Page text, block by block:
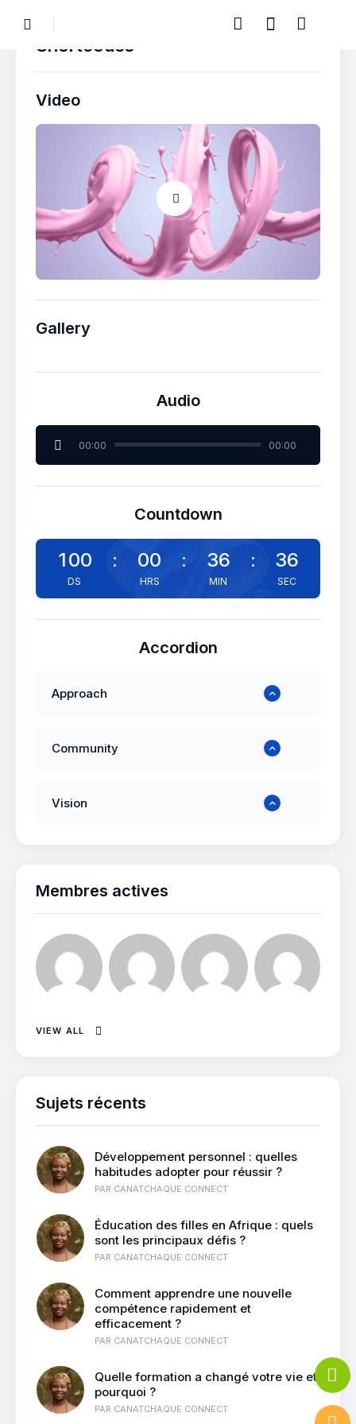
Shortcodes
Video
Gallery
Audio
Lecteur
audio
00:00 00:00
Countdown
100 : 00 : 36 : 36
Accordion
Approach
Community
Vision
Membres actives
VIEW ALL
Sujets récents
Développement personnel : quelles
habitudes adopter pour réussir ?
PAR CANATCHAQUE CONNECT
Éducation des filles en Afrique : quels
sont les principaux défis ?
PAR CANATCHAQUE CONNECT
Comment apprendre une nouvelle
compétence rapidement et
efficacement ?
PAR CANATCHAQUE CONNECT
Quelle formation a changé votre vie et
pourquoi ?
PAR CANATCHAQUE CONNECT